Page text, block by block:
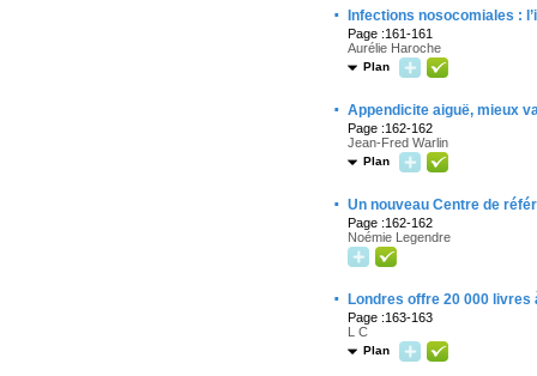
· Infections nosocomiales :
Page :161-161
Aurélie Haroche
Plan
· Appendicite aiguë, mieux
Page :162-162
Jean-Fred Warlin
Plan
· Un nouveau Centre de
Page :162-162
Noémie Legendre
· Londres offre 20 000
Page :163-163
L C
Plan